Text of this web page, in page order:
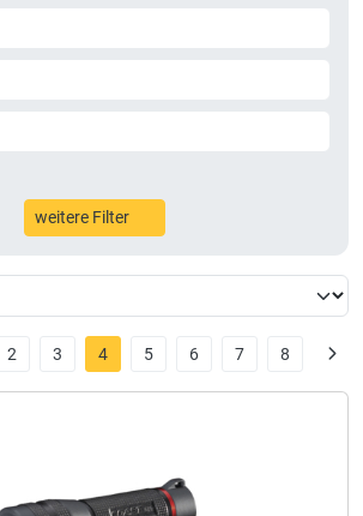
weitere Filter
2 3 4 5 6 7 8